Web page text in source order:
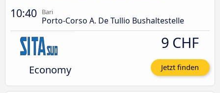
10:40 Bari
Porto-Corso A. De Tullio Bushaltestelle
Economy
9 CHF
Jetzt finden